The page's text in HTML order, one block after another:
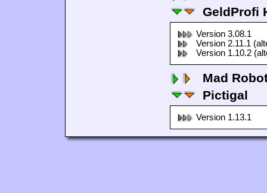
GeldProfi
Version 3.08.1
Version 2.11.1
Version 1.10.2
Mad
Pictigal
Version 1.13.1